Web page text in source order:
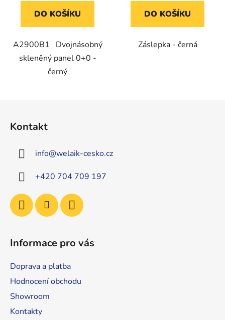
DO KOŠÍKU
A2900B1 Dvojnásobný
skleněný panel 0+0 -
černý
DO KOŠÍKU
Záslepka - černá
Kontakt
info@welaik-cesko.cz
+420 704 709 197
Informace pro vás
Doprava a platba
Hodnocení obchodu
Showroom
Kontakty